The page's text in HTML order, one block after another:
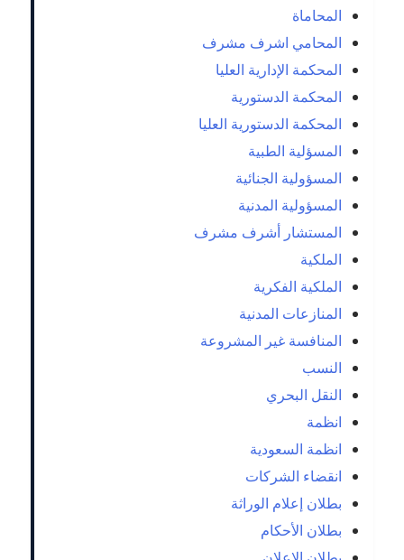
المحاماة
المحامي اشرف مشرف
المحكمة الإدارية العليا
المحكمة الدستورية
المحكمة الدستورية العليا
المسؤلية الطبية
المسؤولية الجنائية
المسؤولية المدنية
المستشار أشرف مشرف
الملكية
الملكية الفكرية
المنازعات المدنية
المنافسة غير المشروعة
النسب
النقل البحري
انظمة
انظمة السعودية
انقضاء الشركات
بطلان إعلام الوراثة
بطلان الأحكام